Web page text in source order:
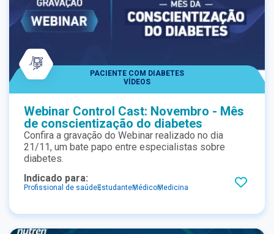
PACIENTE COM DIABETES
VÍDEOS
Webinar Control Cast: Novembro - Mês
de conscientização do diabetes
Confira a gravação do Webinar realizado no dia
21/11, um bate papo entre especialistas sobre
diabetes.
Indicado para:
Profissional de saúdeEstudanteMédicoMedicina